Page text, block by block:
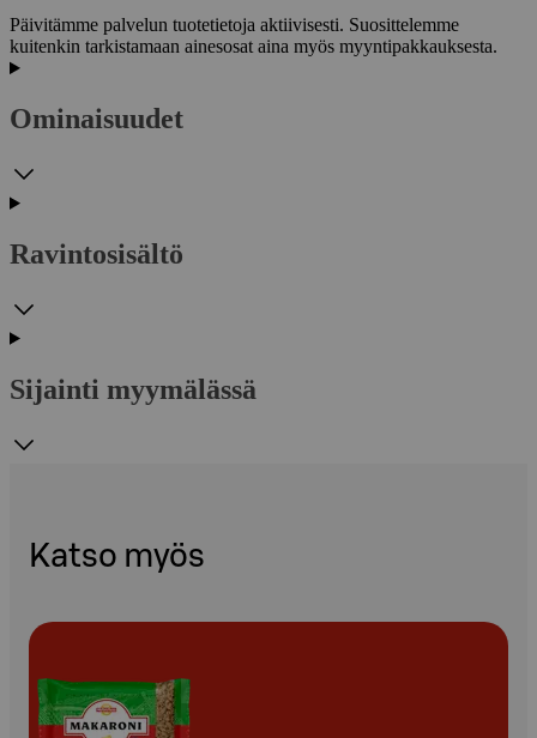
Päivitämme palvelun tuotetietoja aktiivisesti. Suosittelemme
kuitenkin tarkistamaan ainesosat aina myös myyntipakkauksesta.
Ominaisuudet
Ravintosisältö
Sijainti myymälässä
Katso myös